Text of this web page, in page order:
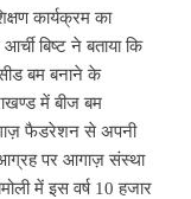
कार्यक्रम का
बिष्ट ने बताया कि
बम बनाने के
में बीज बम
फैडरेशन से अपनी
पर आगाज़ संस्था
में इस वर्ष 10 हजार